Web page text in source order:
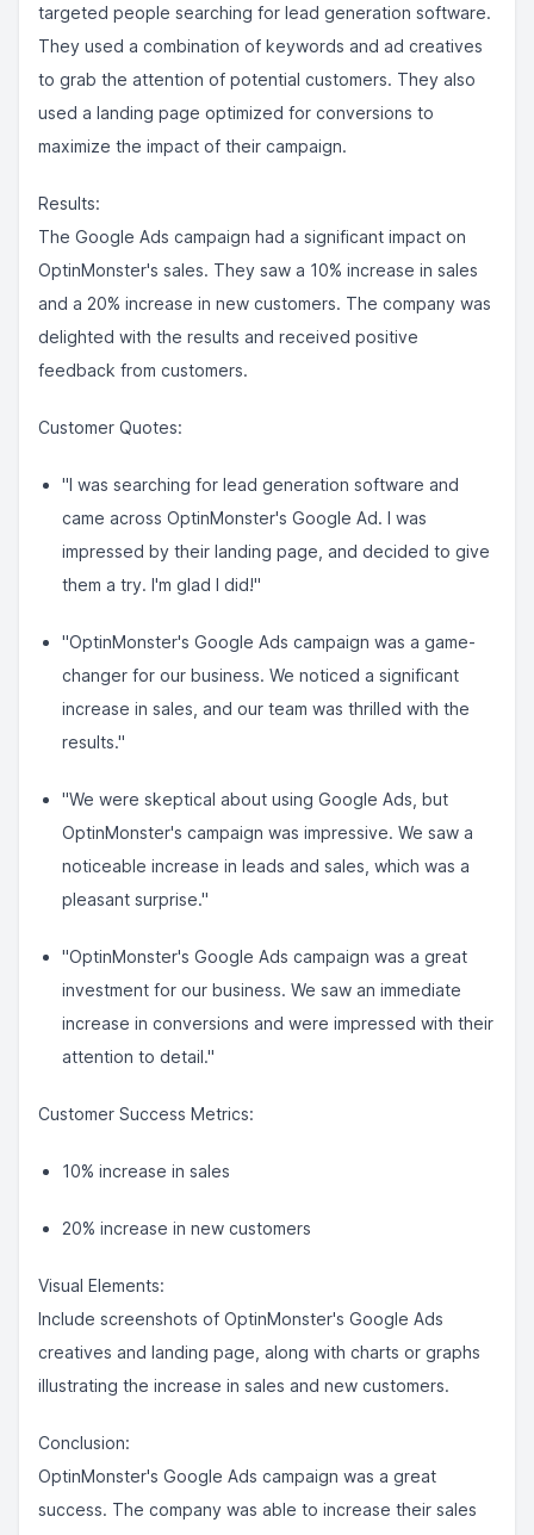
targeted people searching for lead generation software.
They used a combination of keywords and ad creatives
to grab the attention of potential customers. They also
used a landing page optimized for conversions to
maximize the impact of their campaign.
Results:
The Google Ads campaign had a significant impact on
OptinMonster's sales. They saw a 10% increase in sales
and a 20% increase in new customers. The company was
delighted with the results and received positive
feedback from customers.
Customer Quotes:
"I was searching for lead generation software and
came across OptinMonster's Google Ad. I was
impressed by their landing page, and decided to give
them a try. I'm glad I did!"
"OptinMonster's Google Ads campaign was a game-
changer for our business. We noticed a significant
increase in sales, and our team was thrilled with the
results."
"We were skeptical about using Google Ads, but
OptinMonster's campaign was impressive. We saw a
noticeable increase in leads and sales, which was a
pleasant surprise."
"OptinMonster's Google Ads campaign was a great
investment for our business. We saw an immediate
increase in conversions and were impressed with their
attention to detail."
Customer Success Metrics:
10% increase in sales
20% increase in new customers
Visual Elements:
Include screenshots of OptinMonster's Google Ads
creatives and landing page, along with charts or graphs
illustrating the increase in sales and new customers.
Conclusion:
OptinMonster's Google Ads campaign was a great
success. The company was able to increase their sales